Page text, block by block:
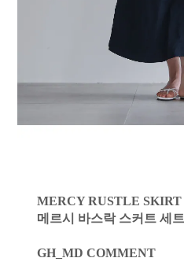
MERCY RUSTLE SKIRT
메르시 바스락 스커트 세트
GH_MD COMMENT